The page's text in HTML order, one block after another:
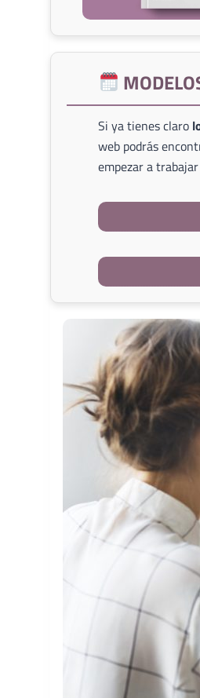
Si ya tienes claro
web podrás
empezar a